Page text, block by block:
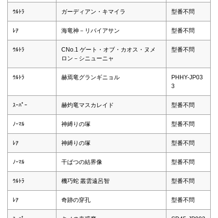
ｳﾙﾄﾗ ガーディアン・キマイラ 型番不問
ﾚｱ 海竜神－リバイアサン 型番不問
ｳﾙﾄﾗ
CNo.1 ゲート・オブ・カオス・ヌメ
ロン－シニューニャ
型番不問
ｳﾙﾄﾗ 赫焉竜グランギニョル
PHHY-JP03
3
ｽｰﾊﾟｰ 赫灼竜マスカレイド 型番不問
ﾉｰﾏﾙ 神縛りの塚 型番不問
ﾚｱ 神縛りの塚 型番不問
ﾉｰﾏﾙ 干ばつの結界像 型番不問
ｳﾙﾄﾗ 機巧蛇 叢雲遠呂智 型番不問
ﾚｱ 奇跡の穿孔 型番不問